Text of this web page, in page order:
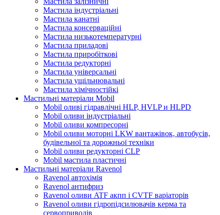
Мастила індустріальні
Мастила канатні
Мастила консерваційні
Мастила низькотемпературні
Мастила приладові
Мастила приробіткові
Мастила редукторні
Мастила універсальні
Мастила ущільнювальні
Мастила хімічностійкі
Мастильні матеріали Mobil
Mobil оливі гідравлічні HLP, HVLP и HLPD
Mobil оливи індустріальні
Mobil оливи компресорні
Mobil оливи моторні LKW вантажівок, автобусів,
будівельної та дорожньої техніки
Mobil оливи редукторні CLP
Mobil мастила пластичні
Мастильні матеріали Ravenol
Ravenol автохімія
Ravenol антифриз
Ravenol оливи ATF акпп і CVTF варіаторів
Ravenol оливи гідропідсилювачів керма та
сервоприводів